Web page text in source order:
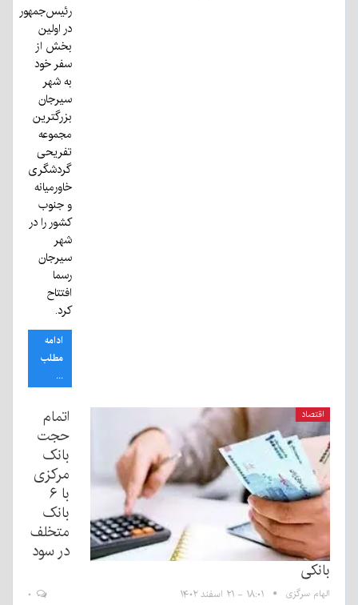
رئیس‌جمهور
در اولین
بخش از
سفر خود
به شهر
سیرجان
بزرگترین
مجموعه
تفریحی
گردشگری
خاورمیانه
و جنوب
کشور را در
شهر
سیرجان
رسما
افتتاح
کرد.
ادامه
مطلب
...
اقتصاد
اتمام
حجت
بانک
مرکزی
با ۶
بانک
متخلف
در سود
بانکی
الهام سرگزی ۱۸:۰۱ - ۲۱ اسفند ۱۴۰۲